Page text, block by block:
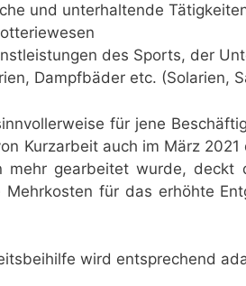
und unterhaltende
des Sports, der
Dampfbäder etc. (Solarien,
für jene
Kurzarbeit auch im März
mehr gearbeitet wurde, deckt
für das erhöhte
wird entsprechend